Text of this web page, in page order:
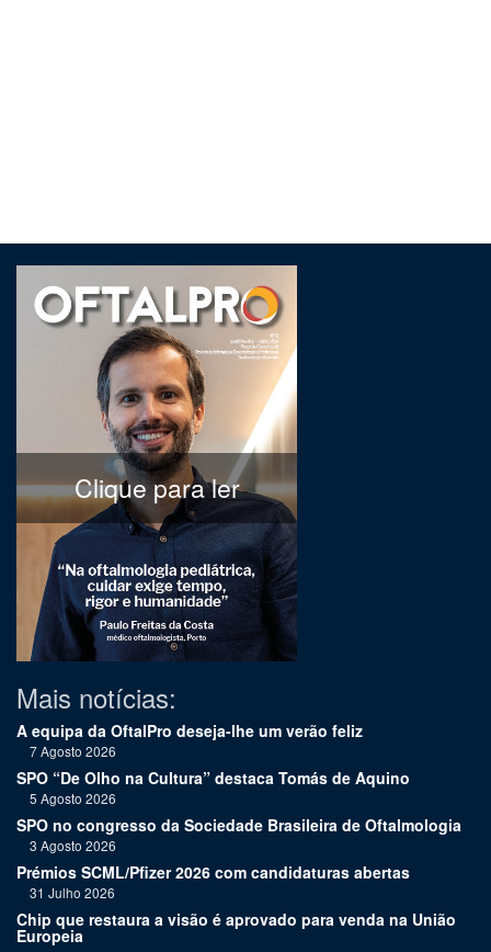
Clique para ler
Mais notícias:
A equipa da OftalPro deseja-lhe um verão feliz
7 Agosto 2026
SPO “De Olho na Cultura” destaca Tomás de Aquino
5 Agosto 2026
SPO no congresso da Sociedade Brasileira de Oftalmologia
3 Agosto 2026
Prémios SCML/Pfizer 2026 com candidaturas abertas
31 Julho 2026
Chip que restaura a visão é aprovado para venda na União
Europeia